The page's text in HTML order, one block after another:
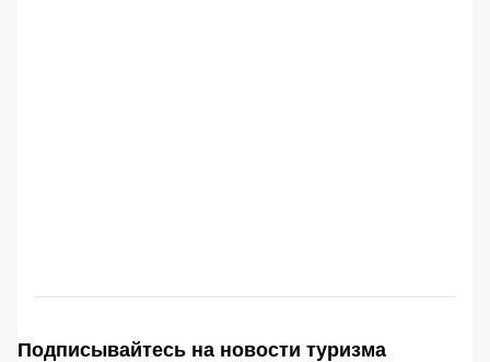
Подписывайтесь на новости туризма